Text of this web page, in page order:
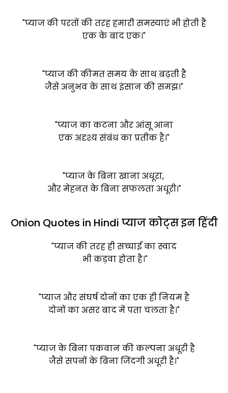
"प्याज की परतों की तरह हमारी समस्याएं भी होती हैं
एक के बाद एक।"
"प्याज की कीमत समय के साथ बढ़ती है
जैसे अनुभव के साथ इंसान की समझ।"
"प्याज का कटना और आंसू आना
एक अदृश्य संबंध का प्रतीक है।"
"प्याज के बिना खाना अधूरा,
और मेहनत के बिना सफलता अधूरी।"
Onion Quotes in Hindi प्याज कोट्स इन हिंदी
"प्याज की तरह ही सच्चाई का स्वाद
भी कड़वा होता है।"
"प्याज और संघर्ष दोनों का एक ही नियम है
दोनों का असर बाद में पता चलता है।"
"प्याज के बिना पकवान की कल्पना अधूरी है
जैसे सपनों के बिना जिंदगी अधूरी है।"